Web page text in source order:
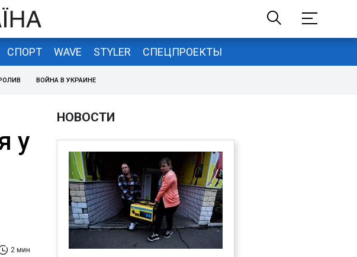
СПОРТ WAVE STYLER СПЕЦПРОЕКТЫ
ВОЙНА В УКРАИНЕ
у
2 мин
НОВОСТИ